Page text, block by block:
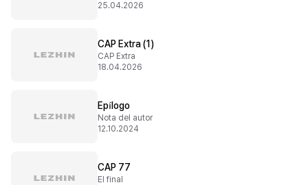
25.04.2026
CAP Extra (1)
CAP Extra
18.04.2026
Epílogo
Nota del autor
12.10.2024
CAP 77
El final